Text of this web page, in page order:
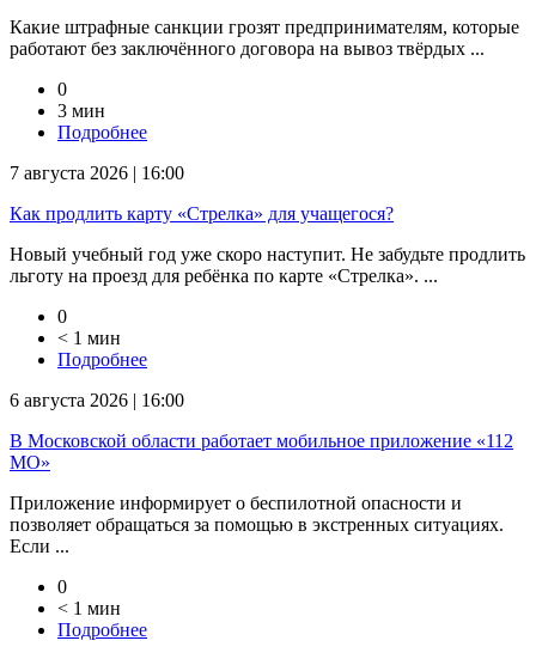
Какие штрафные санкции грозят предпринимателям, которые
работают без заключённого договора на вывоз твёрдых ...
0
3 мин
Подробнее
7 августа 2026 | 16:00
Как продлить карту «Стрелка» для учащегося?
Новый учебный год уже скоро наступит. Не забудьте продлить
льготу на проезд для ребёнка по карте «Стрелка». ...
0
< 1 мин
Подробнее
6 августа 2026 | 16:00
В Московской области работает мобильное приложение «112
МО»
Приложение информирует о беспилотной опасности и
позволяет обращаться за помощью в экстренных ситуациях.
Если ...
0
< 1 мин
Подробнее